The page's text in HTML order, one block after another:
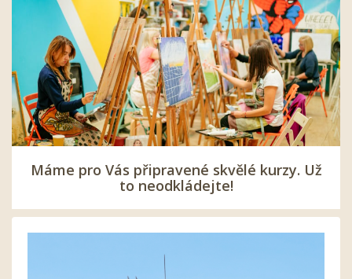
Máme pro Vás připravené skvělé kurzy. Už
to neodkládejte!